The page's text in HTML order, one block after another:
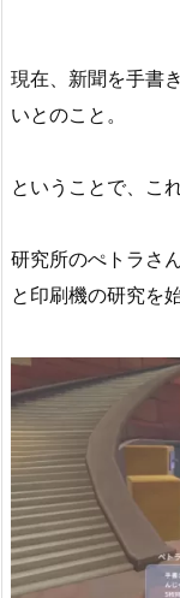
現在、新聞を手書
いとのこと。
ということで、こ
研究所のぺトラさ
と印刷機の研究を